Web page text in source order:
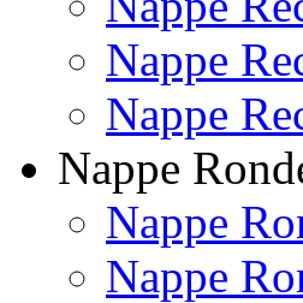
Nappe
Nappe
Nappe
Nappe
Nappe